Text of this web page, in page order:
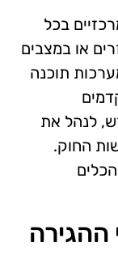
בכל
או במצבים
תוכנה
לנהל את
החוק.
ההגירה